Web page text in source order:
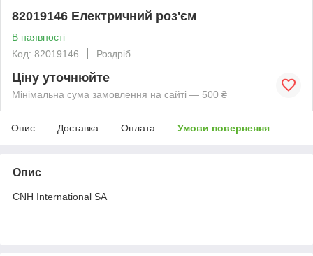
82019146 Електричний роз'єм
В наявності
Код: 82019146
Роздріб
Ціну уточнюйте
Мінімальна сума замовлення на сайті — 500 ₴
Опис Доставка Оплата Умови повернення
Опис
CNH International SA